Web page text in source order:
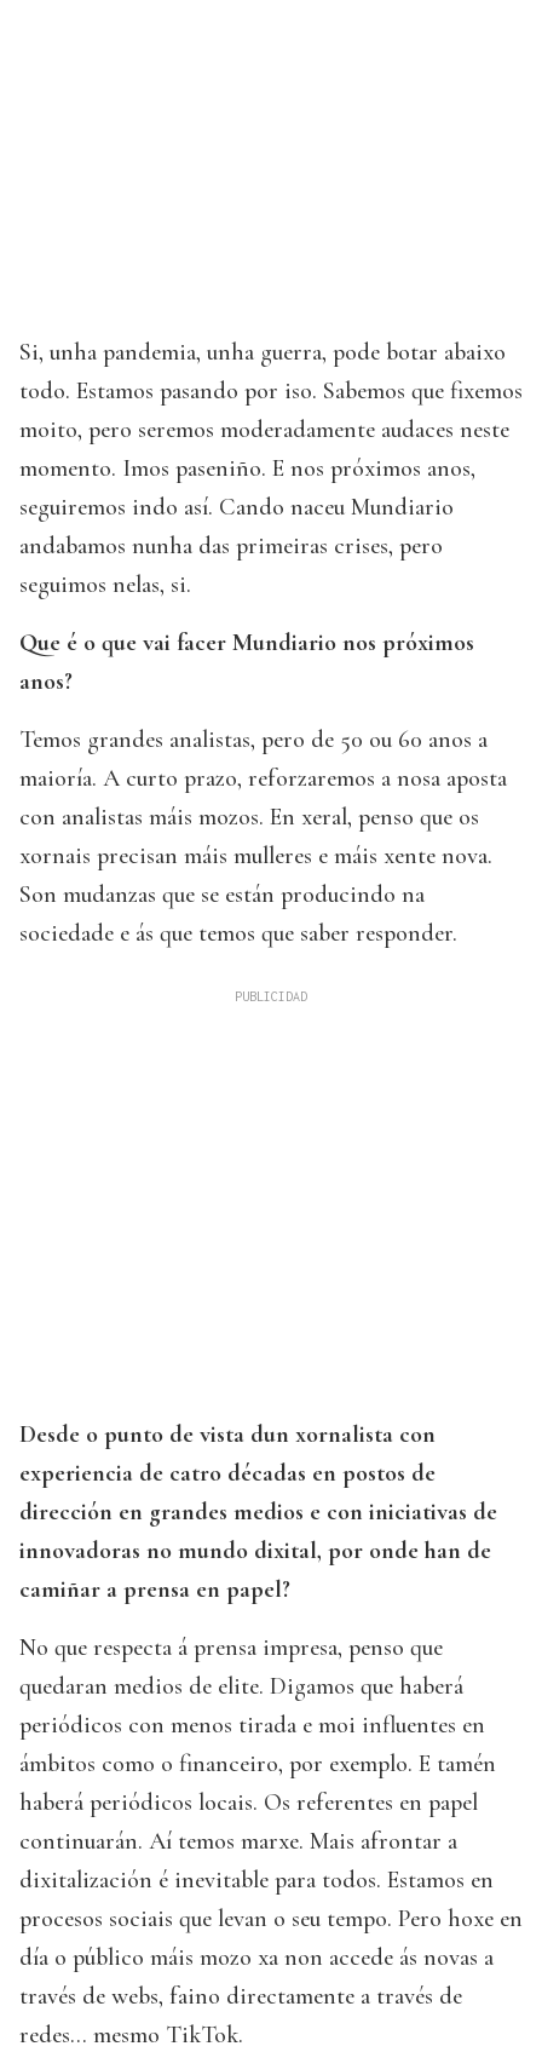
Si, unha pandemia, unha guerra, pode botar abaixo
todo. Estamos pasando por iso. Sabemos que fixemos
moito, pero seremos moderadamente audaces neste
momento. Imos paseniño. E nos próximos anos,
seguiremos indo así. Cando naceu Mundiario
andabamos nunha das primeiras crises, pero
seguimos nelas, si.
Que é o que vai facer Mundiario nos próximos
anos?
Temos grandes analistas, pero de 50 ou 60 anos a
maioría. A curto prazo, reforzaremos a nosa aposta
con analistas máis mozos. En xeral, penso que os
xornais precisan máis mulleres e máis xente nova.
Son mudanzas que se están producindo na
sociedade e ás que temos que saber responder.
Desde o punto de vista dun xornalista con
experiencia de catro décadas en postos de
dirección en grandes medios e con iniciativas de
innovadoras no mundo dixital, por onde han de
camiñar a prensa en papel?
No que respecta á prensa impresa, penso que
quedaran medios de elite. Digamos que haberá
periódicos con menos tirada e moi influentes en
ámbitos como o financeiro, por exemplo. E tamén
haberá periódicos locais. Os referentes en papel
continuarán. Aí temos marxe. Mais afrontar a
dixitalización é inevitable para todos. Estamos en
procesos sociais que levan o seu tempo. Pero hoxe en
día o público máis mozo xa non accede ás novas a
través de webs, faino directamente a través de
redes... mesmo TikTok.